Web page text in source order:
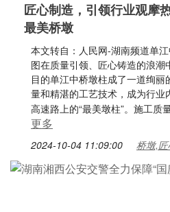
匠心制造，引领行业观
最美桥墩
本文转自：人民网-湖南频道单
图在质量引领、匠心铸造的浪
目的单江中桥墩柱成了一道绚
量和精湛的工艺技术，成为行
高速路上的“最美墩柱”。施工质
更多
2024-10-04 11:09:00 桥墩,